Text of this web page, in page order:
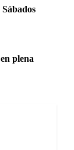
plena